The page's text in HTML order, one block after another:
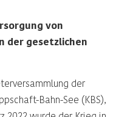
von
der gesetzlichen
der
Bahn-See (KBS),